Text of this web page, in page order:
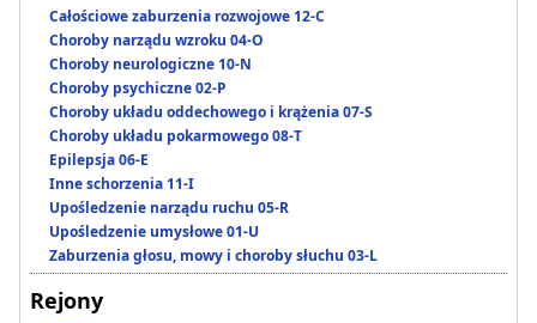
Całościowe zaburzenia rozwojowe 12-C
Choroby narządu wzroku 04-O
Choroby neurologiczne 10-N
Choroby psychiczne 02-P
Choroby układu oddechowego i krążenia 07-S
Choroby układu pokarmowego 08-T
Epilepsja 06-E
Inne schorzenia 11-I
Upośledzenie narządu ruchu 05-R
Upośledzenie umysłowe 01-U
Zaburzenia głosu, mowy i choroby słuchu 03-L
Rejony